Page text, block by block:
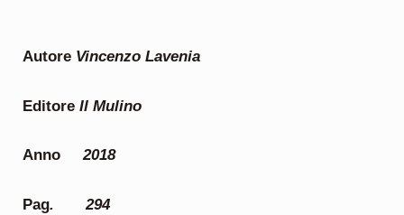
Autore Vincenzo Lavenia
Editore Il Mulino
Anno2018
Pag. 294